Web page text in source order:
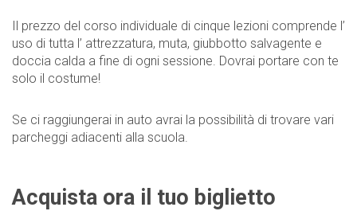
Il prezzo del corso individuale di cinque lezioni comprende l’
uso di tutta l’ attrezzatura, muta, giubbotto salvagente e
doccia calda a fine di ogni sessione. Dovrai portare con te
solo il costume!
Se ci raggiungerai in auto avrai la possibilità di trovare vari
parcheggi adiacenti alla scuola.
Acquista ora il tuo biglietto